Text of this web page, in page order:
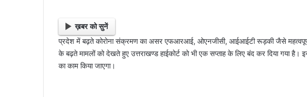
o
n
X
m
ख़बर को सुनें
प्रदेश में बढ़ते कोरोना संक्रमण का असर एफआरआई, ओएनजीसी, आईआईटी रूड़की जैसे महत्वपूर्ण
के बढ़ते मामलों को देखते हुए उत्तराखण्ड हाईकोर्ट को भी एक सप्ताह के लिए बंद कर दिया गया है।
का काम किया जाएगा।